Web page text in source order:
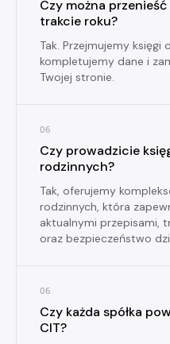
Czy można
trakcie roku?
Tak. Przejmujemy
kompletujemy dane i
Twojej stronie.
06
Czy prowadzicie
rodzinnych?
Tak, oferujemy
rodzinnych, która
aktualnymi przepisami,
oraz bezpieczeństwo
06
Czy każda spółka
CIT?